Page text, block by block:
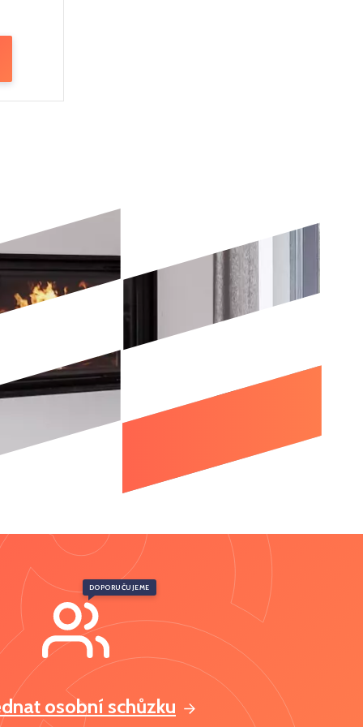
osobní schůzku
DOPORUČUJEME